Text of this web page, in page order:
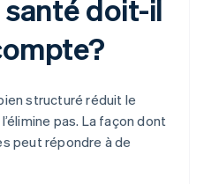
santé doit-il
structuré réduit le
pas. La façon dont
peut répondre à de